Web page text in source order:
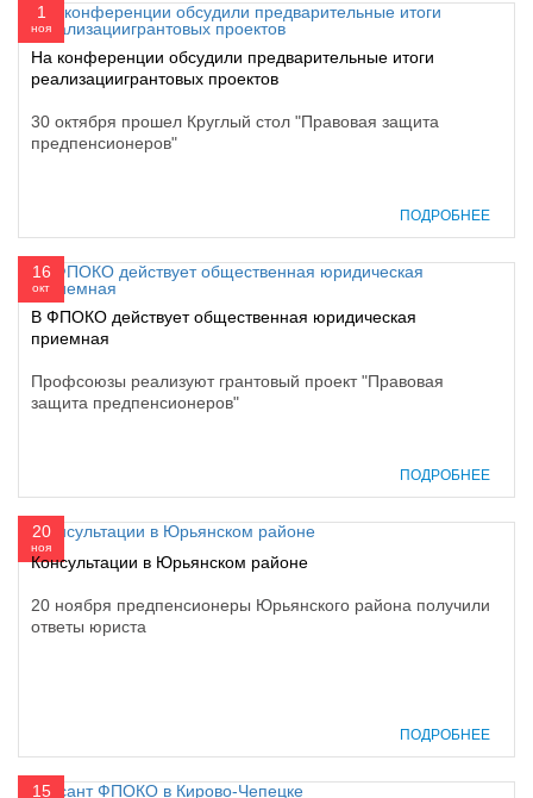
1
ноя
На конференции обсудили предварительные итоги
реализациигрантовых проектов
30 октября прошел Круглый стол "Правовая защита
предпенсионеров"
ПОДРОБНЕЕ
16
окт
В ФПОКО действует общественная юридическая
приемная
Профсоюзы реализуют грантовый проект "Правовая
защита предпенсионеров"
ПОДРОБНЕЕ
20
ноя
Консультации в Юрьянском районе
20 ноября предпенсионеры Юрьянского района получили
ответы юриста
ПОДРОБНЕЕ
15